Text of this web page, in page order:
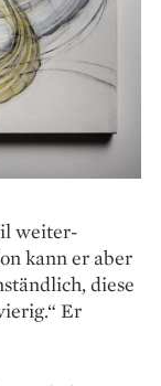
weiter­
kann er aber
diese
Er